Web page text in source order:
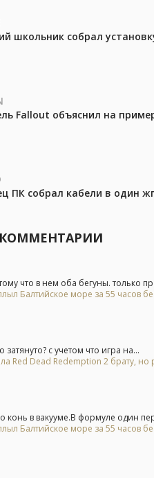
школьник собрал
Fallout объяснил на
ПК собрал кабели в один
что в нем оба бегуны. только
Балтийское море за 55 часов
затянуто? с учетом что игра на...
Red Dead Redemption 2 брату,
конь в вакууме.В формуле один
Балтийское море за 55 часов